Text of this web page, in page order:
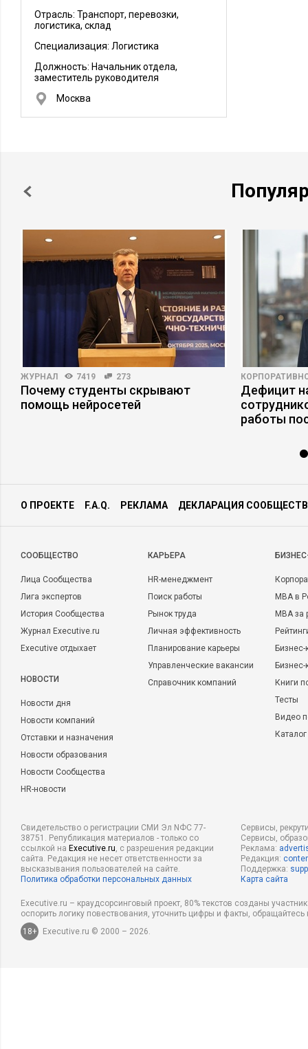
Отрасль: Транспорт, перевозки,
логистика, склад
Специализация: Логистика
Должность: Начальник отдела,
заместитель руководителя
Москва
ЖУРНАЛ 7419 273
Почему студенты скрывают
помощь нейросетей
Дефицит
работы
О ПРОЕКТЕ F.A.Q. РЕКЛАМА ДЕКЛАРАЦИЯ
CООБЩЕСТВО
Лица Сообщества
Лига экспертов
История Сообщества
Журнал Executive.ru
Executive отдыхает
НОВОСТИ
Новости дня
Новости компаний
Отставки и назначения
Новости образования
Новости Сообщества
HR-новости
КАРЬЕРА
HR-менеджмент
Поиск работы
Рынок труда
Личная эффективность
Планирование карьеры
Управленческие вакансии
Справочник компаний
MBA в
MBA
Бизнес-
Книги
Тесты
Видео
Свидетельство о регистрации СМИ Эл NФС 77-
38751. Републикация материалов - только со
ссылкой на Executive.ru, с разрешения редакции
сайта. Редакция не несет ответственности за
высказывания пользователей на сайте.
Политика обработки персональных данных
Сервисы,
Сервисы,
Реклама:
Редакция:
Поддержка:
Карта сайта
Executive.ru – краудсорсинговый проект, 80% текстов созданы
оспорить логику повествования, уточнить цифры и факты,
18+
Executive.ru © 2000 – 2026.